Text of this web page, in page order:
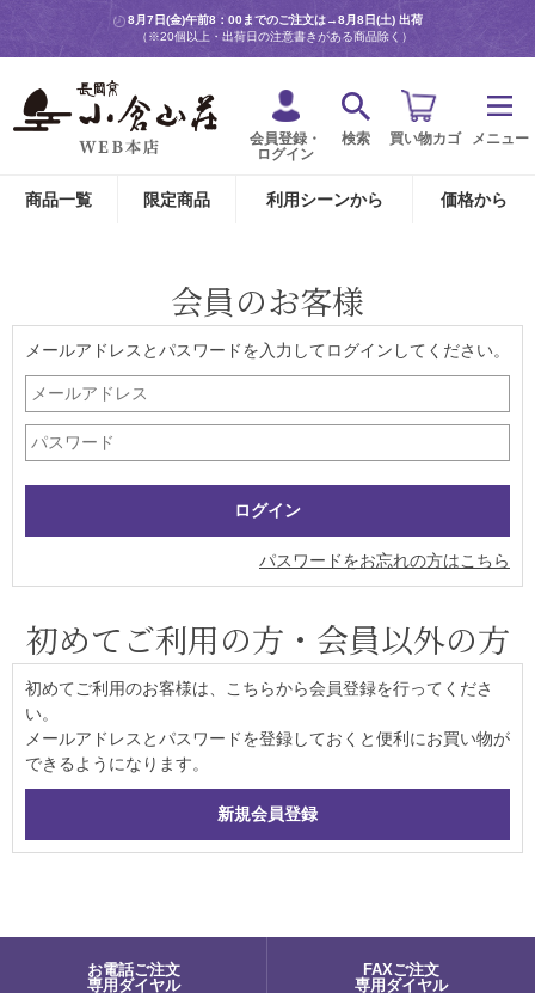
8月7日(金)午前8：00までのご注文は→8月8日(土) 出荷
（※20個以上・出荷日の注意書きがある商品除く）
会員登録・
ログイン
検索 買い物カゴ メニュー
商品一覧 限定商品 利用シーンから 価格から
会員のお客様
メールアドレスとパスワードを入力してログインしてください。
パスワードをお忘れの方はこちら
初めてご利用の方・会員以外の方
初めてご利用のお客様は、こちらから会員登録を行ってくださ
い。
メールアドレスとパスワードを登録しておくと便利にお買い物が
できるようになります。
お電話ご注文
専用ダイヤル
FAXご注文
専用ダイヤル